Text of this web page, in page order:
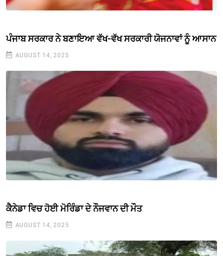
ਪੰਜਾਬ ਸਰਕਾਰ ਨੇ ਬਣਾਇਆ ਵੱਖ-ਵੱਖ ਸਰਕਾਰੀ ਯੋਜਨਾਵਾਂ ਨੂੰ ਆਸਾਨ
AUGUST 14, 2025
ਕੈਨੇਡਾ ਵਿਚ ਹੋਈ ਮੋਰਿੰਡਾ ਦੇ ਨੌਜਵਾਨ ਦੀ ਮੌਤ
AUGUST 14, 2025